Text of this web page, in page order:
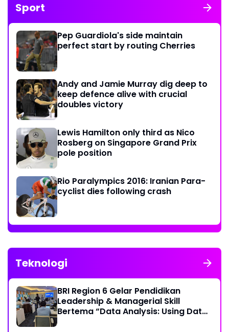
Sport
Pep Guardiola's side maintain
perfect start by routing Cherries
Andy and Jamie Murray dig deep to
keep defence alive with crucial
doubles victory
Lewis Hamilton only third as Nico
Rosberg on Singapore Grand Prix
pole position
Rio Paralympics 2016: Iranian Para-
cyclist dies following crash
Teknologi
BRI Region 6 Gelar Pendidikan
Leadership & Managerial Skill
Bertema “Data Analysis: Using Data